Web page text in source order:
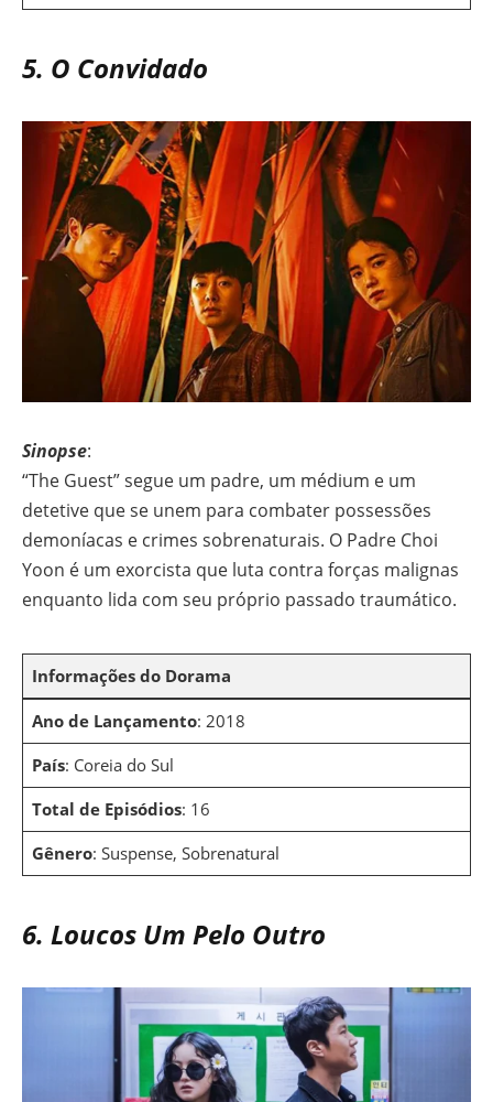
5. O Convidado
Sinopse:
“The Guest” segue um padre, um médium e um
detetive que se unem para combater possessões
demoníacas e crimes sobrenaturais. O Padre Choi
Yoon é um exorcista que luta contra forças malignas
enquanto lida com seu próprio passado traumático.
Informações do Dorama
Ano de Lançamento: 2018
País: Coreia do Sul
Total de Episódios: 16
Gênero: Suspense, Sobrenatural
6. Loucos Um Pelo Outro